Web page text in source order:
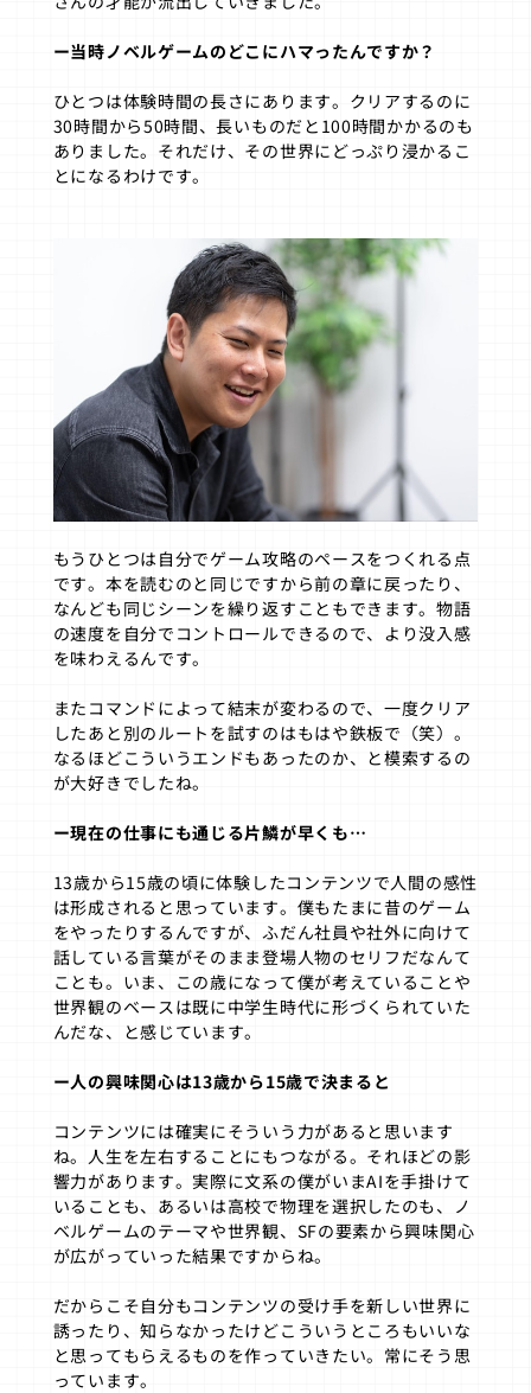
ー当時ノベルゲームのどこにハマったんですか？
ひとつは体験時間の長さにあります。クリアするのに
30時間から50時間、長いものだと100時間かかるのも
ありました。それだけ、その世界にどっぷり浸かるこ
とになるわけです。
もうひとつは自分でゲーム攻略のペースをつくれる点
です。本を読むのと同じですから前の章に戻ったり、
なんども同じシーンを繰り返すこともできます。物語
の速度を自分でコントロールできるので、より没入感
を味わえるんです。
またコマンドによって結末が変わるので、一度クリア
したあと別のルートを試すのはもはや鉄板で（笑）。
なるほどこういうエンドもあったのか、と模索するの
が大好きでしたね。
ー現在の仕事にも通じる片鱗が早くも…
13歳から15歳の頃に体験したコンテンツで人間の感性
は形成されると思っています。僕もたまに昔のゲーム
をやったりするんですが、ふだん社員や社外に向けて
話している言葉がそのまま登場人物のセリフだなんて
ことも。いま、この歳になって僕が考えていることや
世界観のベースは既に中学生時代に形づくられていた
んだな、と感じています。
ー人の興味関心は13歳から15歳で決まると
コンテンツには確実にそういう力があると思います
ね。人生を左右することにもつながる。それほどの影
響力があります。実際に文系の僕がいまAIを手掛けて
いることも、あるいは高校で物理を選択したのも、ノ
ベルゲームのテーマや世界観、SFの要素から興味関心
が広がっていった結果ですからね。
だからこそ自分もコンテンツの受け手を新しい世界に
誘ったり、知らなかったけどこういうところもいいな
と思ってもらえるものを作っていきたい。常にそう思
っています。